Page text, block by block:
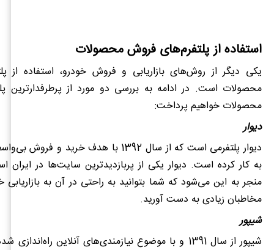
استفاده از پلتفرم‌های فروش محصولات
یکی دیگر از روش‌های بازاریابی و فروش خودرو، استفاده از
محصولات است. در ادامه به بررسی دو مورد از پرطرفدارترین
محصولات خواهیم پرداخت:
دیوار
دیوار پلتفرمی است که از سال 1392 با هدف خرید و
به کار کرده است. دیوار یکی از پربازدیدترین سایت‌ها در
منجر به این می‌شود که شما بتوانید به راحتی در آن به بازاریابی
مخاطبان زیادی به دست آورید.
شیپور
شیپور از سال 1391 و با موضوع نیازمندی‌های آنلاین